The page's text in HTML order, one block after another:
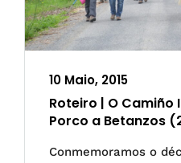
10 Maio, 2015
Roteiro | O Camiño
Porco a Betanzos
Conmemoramos o